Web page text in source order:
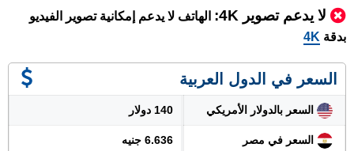
لا يدعم تصوير 4K:
الهاتف لا يدعم إمكانية تصوير الفيديو
بدقة 4K
السعر في الدول العربية
السعر بالدولار الأمريكي 140 دولار
السعر في مصر 6.636 جنيه